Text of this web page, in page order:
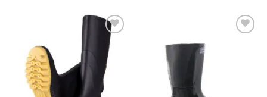
Añadir
a la
lista de
deseos